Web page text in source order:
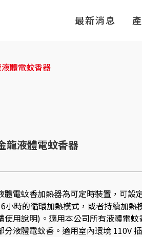
最新消息
體電蚊香器
龍液體電蚊香器
體電蚊香加熱器為可定時裝置，可設
小時的循環加熱模式，或者持續加熱
使用說明)。適用本公司所有液體電蚊
分液體電蚊香。適用室內環境 110V